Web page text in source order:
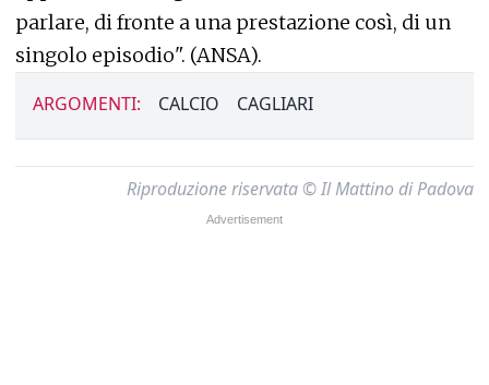
parlare, di fronte a una prestazione così, di un
singolo episodio". (ANSA).
ARGOMENTI: CALCIO CAGLIARI
Riproduzione riservata © Il Mattino di Padova